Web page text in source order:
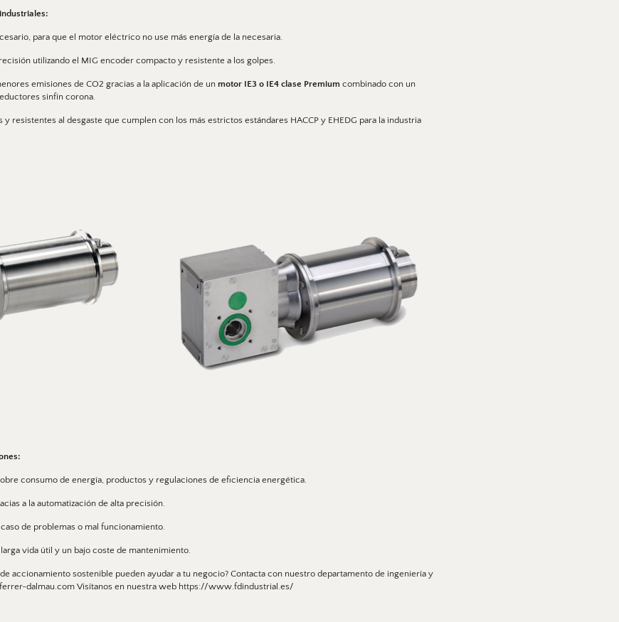
para que el motor eléctrico no use más energía de la necesaria.
utilizando el MIG encoder compacto y resistente a los golpes.
emisiones de CO2 gracias a la aplicación de un motor IE3 o IE4 clase Premium
sinfín corona.
y resistentes al desgaste que cumplen con los más estrictos estándares HACCP y EHEDG para la industria
consumo de energía, productos y regulaciones de eficiencia energética.
a la automatización de alta precisión.
de problemas o mal funcionamiento.
vida útil y un bajo coste de mantenimiento.
accionamiento sostenible pueden ayudar a tu negocio? Contacta con nuestro departamento de ingeniería y
dalmau.com Visítanos en nuestra web https://www.fdindustrial.es/